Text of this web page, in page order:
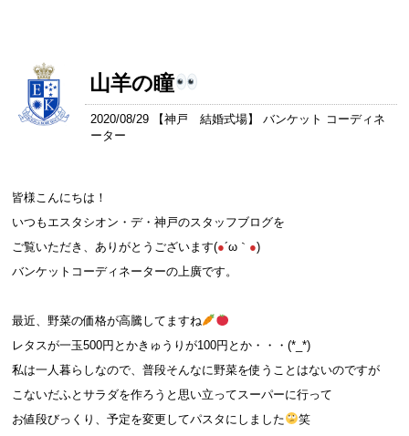
山羊の瞳
2020/08/29 【神戸 結婚式場】 バンケット コーディネ
ーター
皆様こんにちは！
いつもエスタシオン・デ・神戸のスタッフブログを
ご覧いただき、ありがとうございます(●´ω｀ ●)
バンケットコーディネーターの上廣です。
最近、野菜の価格が高騰してますね
レタスが一玉500円とかきゅうりが100円とか・・・(*_*)
私は一人暮らしなので、普段そんなに野菜を使うことはないのですが
こないだふとサラダを作ろうと思い立ってスーパーに行って
お値段びっくり、予定を変更してパスタにしました
笑